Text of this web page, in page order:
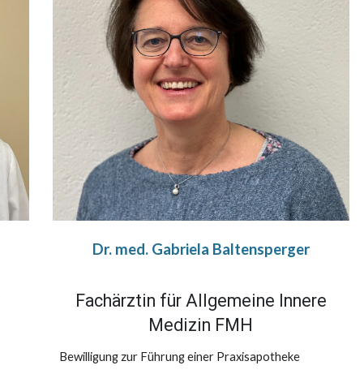
Dr. med. Gabriela Baltensperger
Fachärztin für Allgemeine Innere
Medizin FMH
Bewilligung zur Führung einer Praxisapotheke